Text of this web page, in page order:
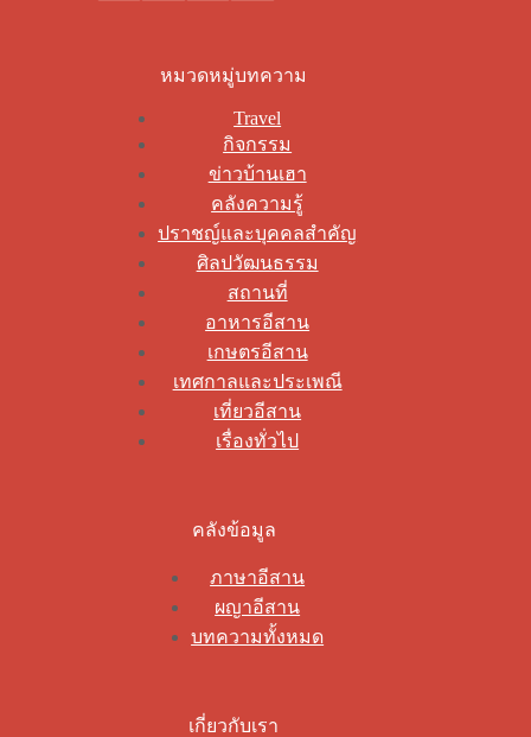
หมวดหมู่บทความ
Travel
กิจกรรม
ข่าวบ้านเฮา
คลังความรู้
ปราชญ์และบุคคลสำคัญ
ศิลปวัฒนธรรม
สถานที่
อาหารอีสาน
เกษตรอีสาน
เทศกาลและประเพณี
เที่ยวอีสาน
เรื่องทั่วไป
คลังข้อมูล
ภาษาอีสาน
ผญาอีสาน
บทความทั้งหมด
เกี่ยวกับเรา